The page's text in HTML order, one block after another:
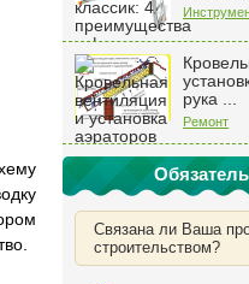
рука ...
Ремонт
Связана ли Ваша
строительством?